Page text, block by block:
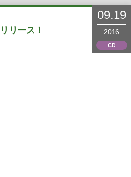
09.19
2016
CD
リース！